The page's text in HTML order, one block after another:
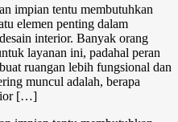
impian tentu membutuhkan
elemen penting dalam
interior. Banyak orang
layanan ini, padahal peran
ruangan lebih fungsional dan
muncul adalah, berapa
[…]